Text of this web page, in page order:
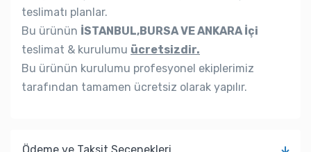
teslimatı planlar.
Bu ürünün İSTANBUL,BURSA VE ANKARA İçi
teslimat & kurulumu ücretsizdir.
Bu ürünün kurulumu profesyonel ekiplerimiz
tarafından tamamen ücretsiz olarak yapılır.